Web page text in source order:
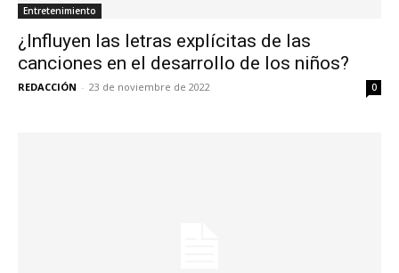
Entretenimiento
¿Influyen las letras explícitas de las
canciones en el desarrollo de los niños?
REDACCIÓN - 23 de noviembre de 2022 0